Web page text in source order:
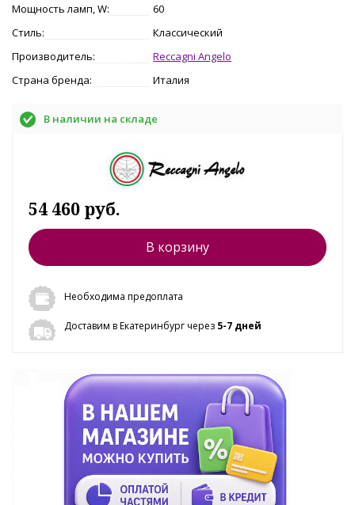
Мощность ламп, W:
60
Стиль:
Классический
Производитель:
Reccagni Angelo
Страна бренда:
Италия
В наличии на складе
54 460 руб.
В корзину
Необходима предоплата
Доставим в Екатеринбург через 5-7 дней